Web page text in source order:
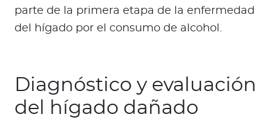
parte de la primera etapa de la enfermedad
del hígado por el consumo de alcohol.
Diagnóstico y evaluación
del hígado dañado